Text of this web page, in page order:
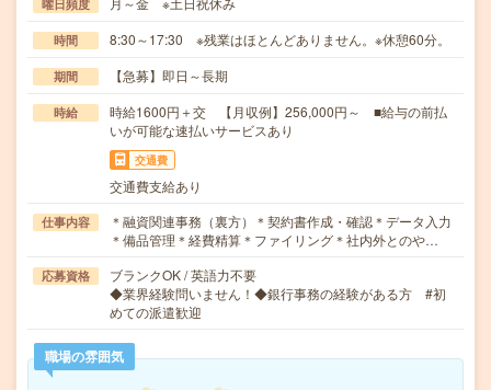
曜日頻度
時間 8:30～17:30 ※残業はほとんどありません。※休憩60分。
期間 【急募】即日～長期
時給
時給1600円＋交 【月収例】256,000円～ ■給与の前払
いが可能な速払いサービスあり
交通費
交通費支給あり
仕事内容
＊融資関連事務（裏方）＊契約書作成・確認＊データ入力
＊備品管理＊経費精算＊ファイリング＊社内外とのや…
応募資格
ブランクOK / 英語力不要
◆業界経験問いません！◆銀行事務の経験がある方 #初
めての派遣歓迎
職場の雰囲気